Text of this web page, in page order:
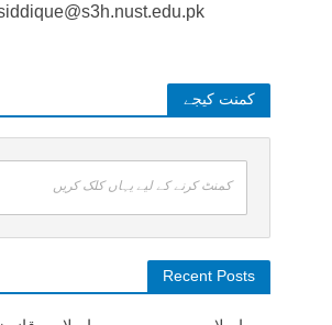
کمنت کیجے
کمنٹ کرنے کے لیے یہاں کلک کریں
Recent Posts